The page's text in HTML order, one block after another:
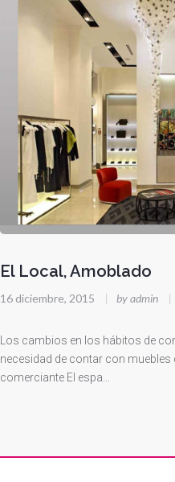
El Local, Amoblado
16 diciembre, 2015 | by admin |
Los cambios en los hábitos de
necesidad de contar con muebles
comerciante El espa…